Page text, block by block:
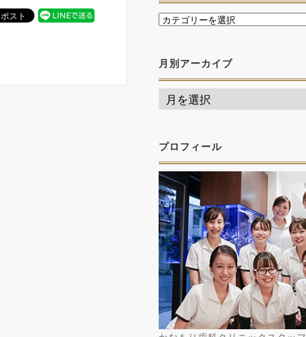
月別アーカイブ
プロフィール